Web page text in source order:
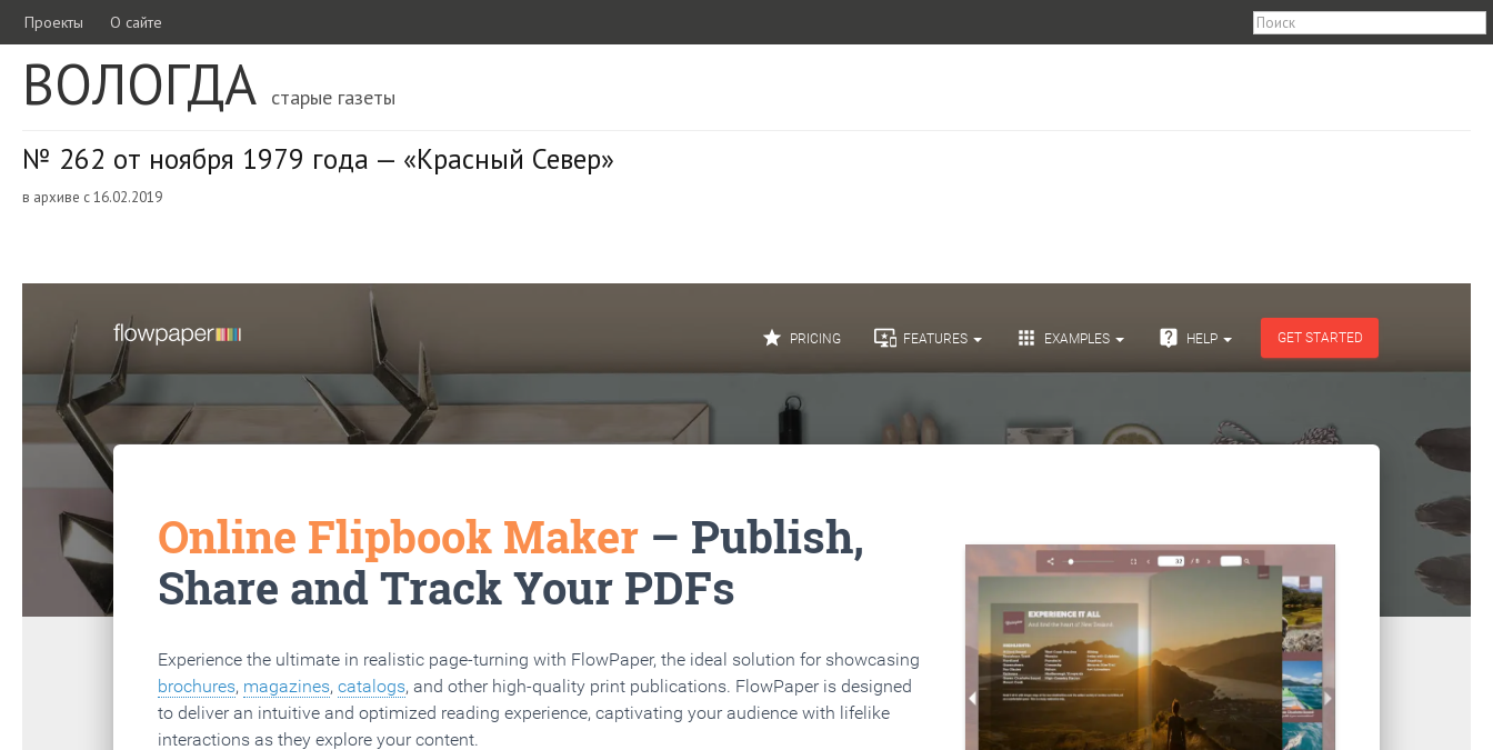
Проекты О сайте
ВОЛОГДА старые газеты
№ 262 от ноября 1979 года — «Красный Север»
в архиве с 16.02.2019